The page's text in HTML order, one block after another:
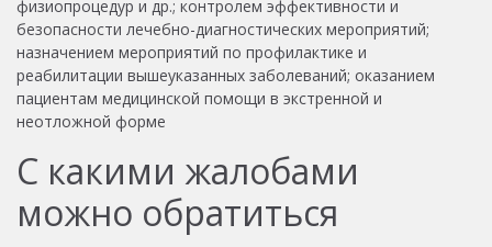
физиопроцедур и др.; контролем эффективности и
безопасности лечебно-диагностических мероприятий;
назначением мероприятий по профилактике и
реабилитации вышеуказанных заболеваний; оказанием
пациентам медицинской помощи в экстренной и
неотложной форме
С какими жалобами
можно обратиться